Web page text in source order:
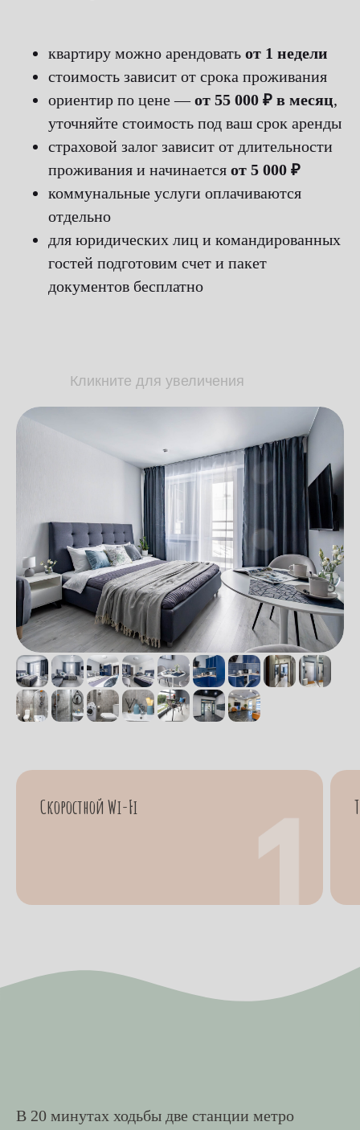
квартиру можно арендовать от 1 недели
стоимость зависит от срока проживания
ориентир по цене —от 55 000 ₽ в месяц,
уточняйте стоимость под ваш срок аренды
страховой залог зависит от длительности
проживания и начинается от 5 000 ₽
коммунальные услуги оплачиваются
отдельно
для юридических лиц и командированных
гостей подготовим счет и пакет
документов бесплатно
Кликните для увеличения
Скоростной Wi-Fi
В 20 минутах ходьбы две станции метро